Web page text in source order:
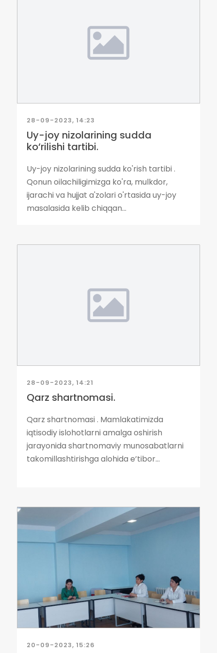
28-09-2023, 14:23
Uy-joy nizolarining sudda
ko‘rilishi tartibi.
Uy-joy nizolarining sudda ko'rish tartibi .
Qonun oilachiligimizga ko'ra, mulkdor,
ijarachi va hujjat a'zolari o'rtasida uy-joy
masalasida kelib chiqqan...
28-09-2023, 14:21
Qarz shartnomasi.
Qarz shartnomasi . Mamlakatimizda
iqtisodiy islohotlarni amalga oshirish
jarayonida shartnomaviy munosabatlarni
takomillashtirishga alohida e’tibor...
20-09-2023, 15:26